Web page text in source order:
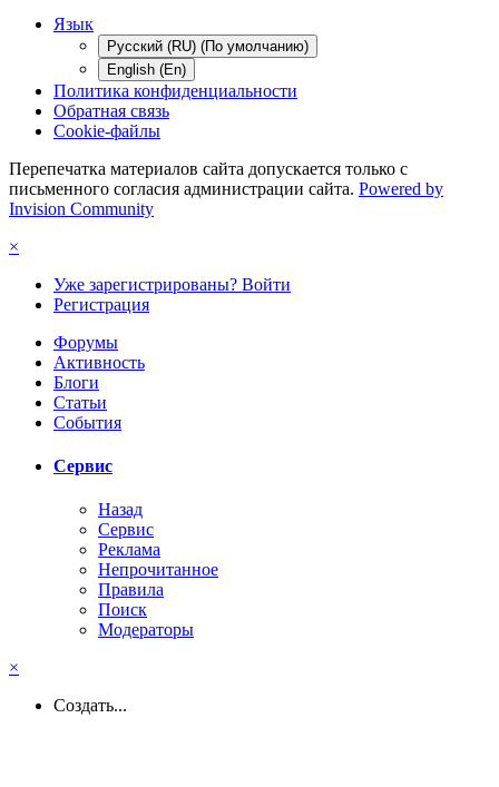
Язык
Русский (RU) (По умолчанию)
English (En)
Политика конфиденциальности
Обратная связь
Cookie-файлы
Перепечатка материалов сайта допускается только с
письменного согласия администрации сайта. Powered by
Invision Community
×
Уже зарегистрированы? Войти
Регистрация
Форумы
Активность
Блоги
Статьи
События
Сервис
Назад
Сервис
Реклама
Непрочитанное
Правила
Поиск
Модераторы
×
Создать...